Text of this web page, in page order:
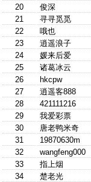
20
俊深
21
寻寻觅觅
22
哦也
23
逍遥浪子
24
媛来后爱
25
诸葛冰云
26
hkcpw
27
逍遥客888
28
421111216
29
我爱彩票
30
唐老鸭米奇
31
19870630m
32
wangfeng000
33
指上烟
34
楚老光